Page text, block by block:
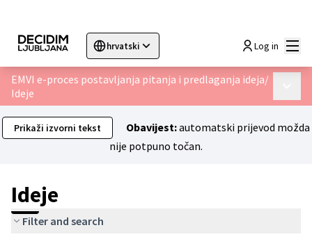
hrvatski
Sprache wählen Choisir la langue
Log in
EMVI e-proces postavljanja pitanja i predlaganja ideja/
Ideje
Prikaži izvorni tekst Obavijest:automatski prijevod možda
nije potpuno točan.
Ideje
Filter and search